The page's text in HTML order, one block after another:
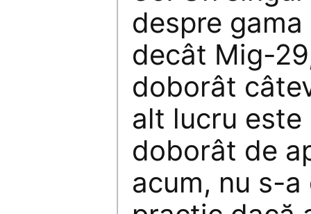
despre
decât Mig-
doborât
alt lucru
doborât de
acum, nu s-